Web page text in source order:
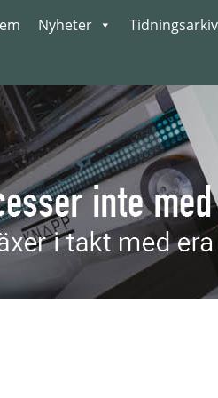
Nyheter Tidningsarkiv